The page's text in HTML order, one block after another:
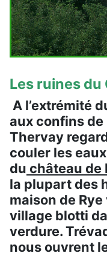
Les ruines du
A l’extrémité
aux confins de
Thervay
couler les
du château de
la plupart des
maison de
village blotti
verdure.
nous ouvrent